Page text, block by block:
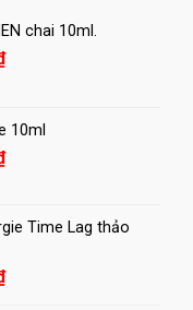
chai 10ml.
Giá
là:
150.000 ₫.
10ml
Giá
là: Time Lag thảo
Giá